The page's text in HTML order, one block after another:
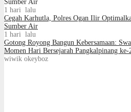
1 hari lalu
Cegah Karhutla, Polres Ogan Ilir
Sumber Air
1 hari lalu
Gotong Royong Bangun Kebersamaan:
Momen Hari Bersejarah Pangkalpinang ke-
wiwik okeyboz